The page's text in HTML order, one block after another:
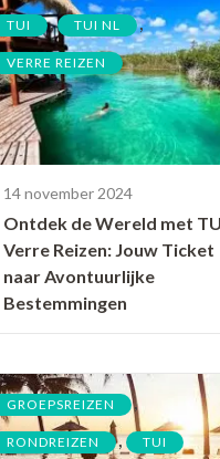
TUI , TUI NL ,
VERRE REIZEN
14 november 2024
Ontdek de Wereld met
Verre Reizen: Jouw Ticket
naar Avontuurlijke
Bestemmingen
GROEPSREIZEN ,
RONDREIZEN , TUI